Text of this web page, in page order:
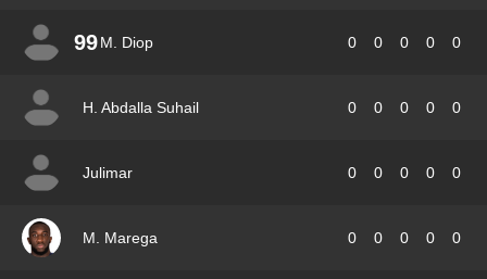
99M. Diop 0 0 0 0 0
H. Abdalla Suhail 0 0 0 0 0
Julimar 0 0 0 0 0
M. Marega 0 0 0 0 0